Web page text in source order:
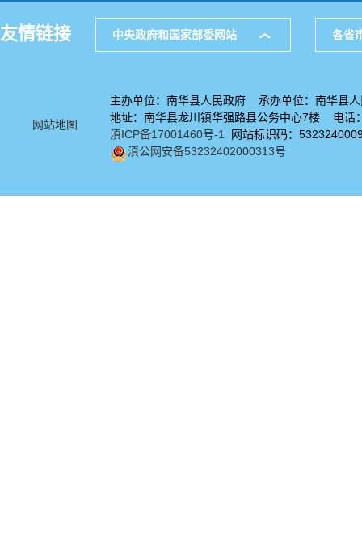
友情链接 中央政府和国家部委网站 各省
网站地图
主办单位：南华县人民政府 承办单位：南华县人
地址：南华县龙川镇华强路县公务中心7楼 电
滇ICP备17001460号-1
网站标识码：
滇公网安备53232402000313号